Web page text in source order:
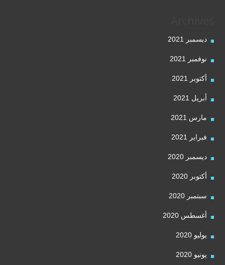
ديسمبر 2021
نوفمبر 2021
أكتوبر 2021
أبريل 2021
مارس 2021
فبراير 2021
ديسمبر 2020
أكتوبر 2020
سبتمبر 2020
أغسطس 2020
يوليو 2020
يونيو 2020